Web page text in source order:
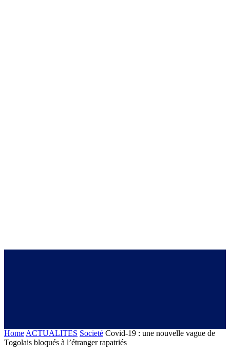
Home ACTUALITES Societé Covid-19 : une nouvelle vague de
Togolais bloqués à l’étranger rapatriés